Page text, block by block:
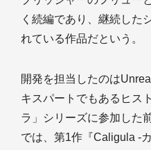
く続編であり、継続した
れている作品だという。
開発を担当したのは
キスパートでもあるヒス
ラ」シリーズに参加した
では、第1作『Caligula -